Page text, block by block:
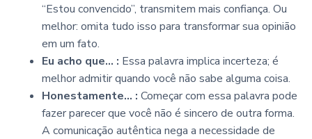
“Estou convencido”, transmitem mais confiança. Ou
melhor: omita tudo isso para transformar sua opinião
em um fato.
Eu acho que... : Essa palavra implica incerteza; é
melhor admitir quando você não sabe alguma coisa.
Honestamente... : Começar com essa palavra pode
fazer parecer que você não é sincero de outra forma.
A comunicação autêntica nega a necessidade de